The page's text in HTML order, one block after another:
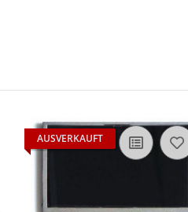
AUSVERKAUFT